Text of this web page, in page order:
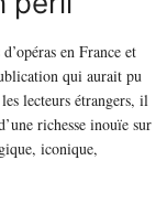
en France et
qui aurait pu
lecteurs étrangers, il
richesse inouïe sur
iconique,